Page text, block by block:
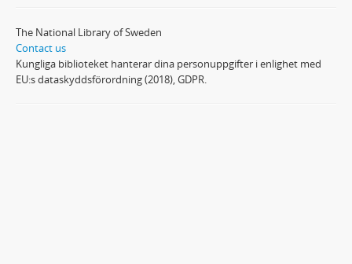
The National Library of Sweden
Contact us
Kungliga biblioteket hanterar dina personuppgifter i enlighet med
EU:s dataskyddsförordning (2018), GDPR.